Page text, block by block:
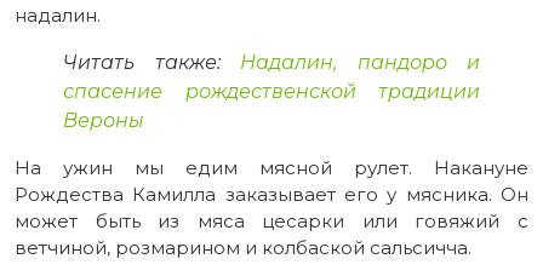
надалин.
Читать также: Надалин, пандоро и
спасение рождественской традиции
Вероны
На ужин мы едим мясной рулет. Накануне
Рождества Камилла заказывает его у мясника. Он
может быть из мяса цесарки или говяжий с
ветчиной, розмарином и колбаской сальсичча.